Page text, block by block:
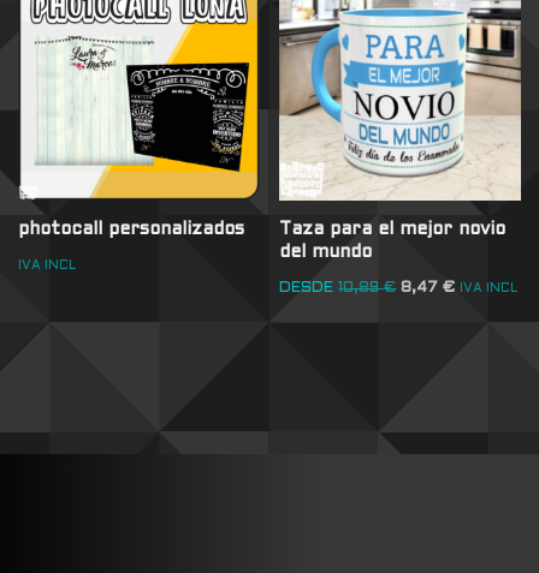
photocall personalizados
IVA INCL
Taza para el mejor novio
del mundo
DESDE 10,89€ 8,47€ IVA INCL